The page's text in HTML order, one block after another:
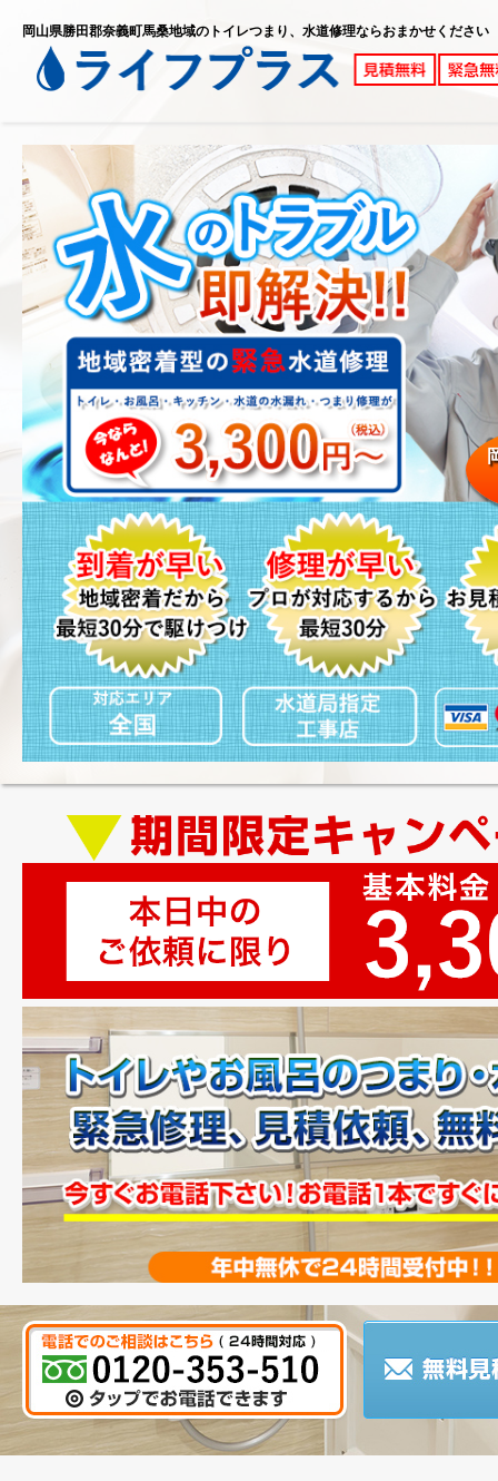
岡山県勝田郡奈義町馬桑地域のトイレつまり、水道修理ならおまかせください